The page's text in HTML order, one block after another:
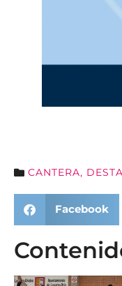
CANTERA,
Facebook